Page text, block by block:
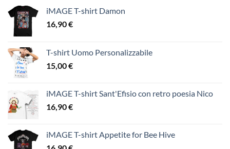
iMAGE T-shirt Damon
16,90€
T-shirt Uomo Personalizzabile
15,00€
iMAGE T-shirt Sant'Efisio con retro poesia Nico
16,90€
iMAGE T-shirt Appetite for Bee Hive